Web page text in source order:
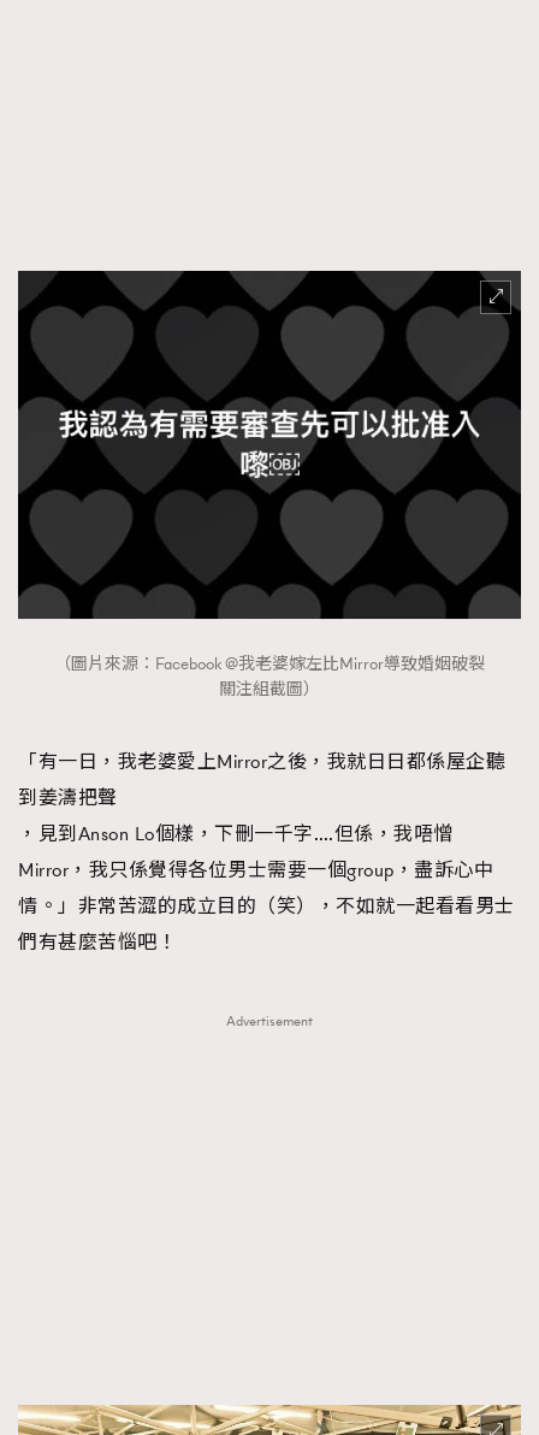
（圖片來源：Facebook @我老婆嫁左比Mirror導致婚姻破裂
關注組截圖）
「有一日，我老婆愛上Mirror之後，我就日日都係屋企聽
到姜濤把聲
，見到Anson Lo個樣，下刪一千字….但係，我唔憎
Mirror，我只係覺得各位男士需要一個group，盡訴心中
情。」非常苦澀的成立目的（笑），不如就一起看看男士
們有甚麼苦惱吧！
Advertisement